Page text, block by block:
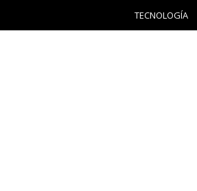
TECNOLOGÍA